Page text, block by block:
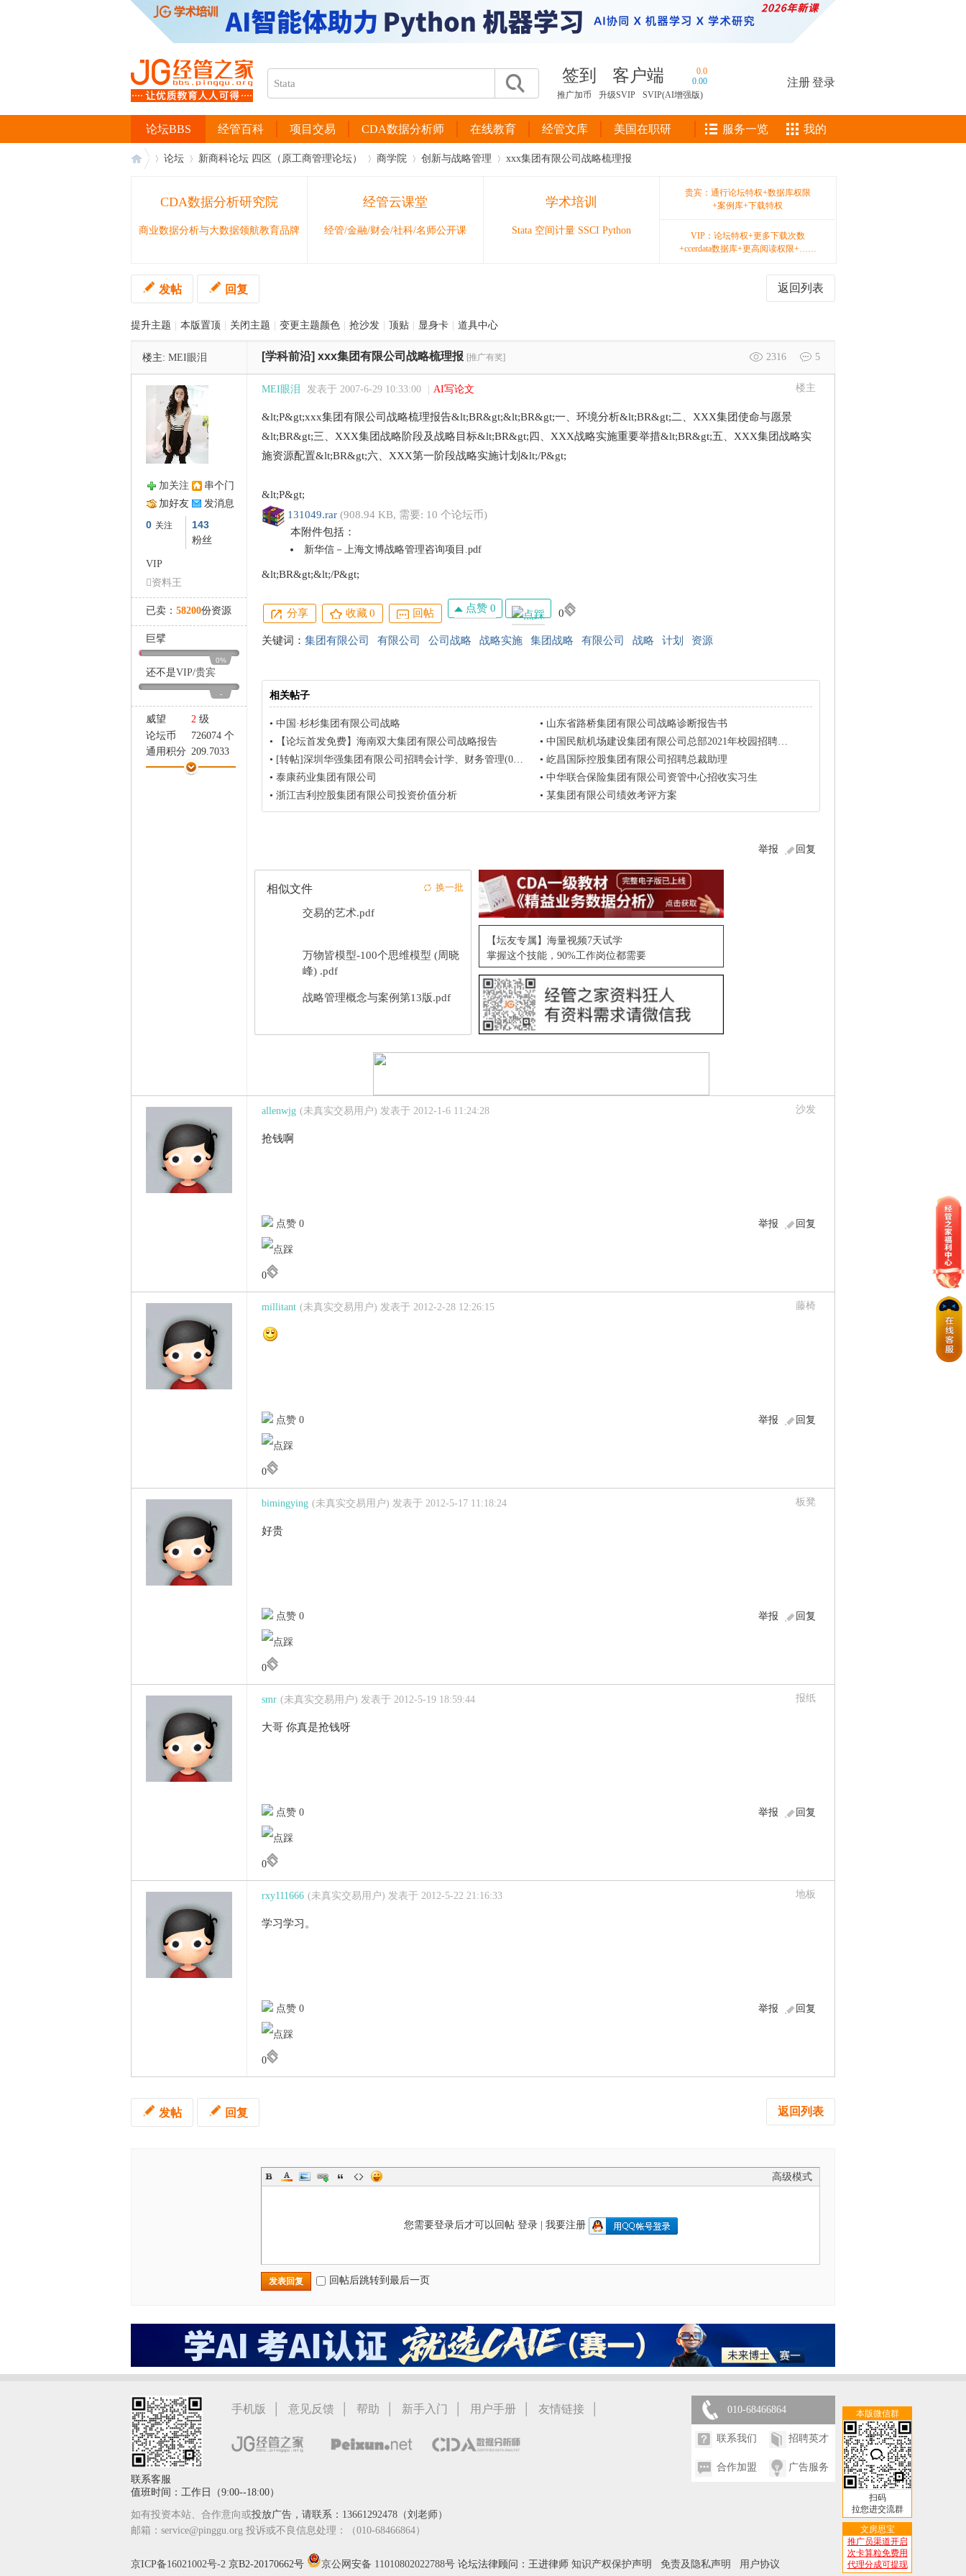
签到 客户端
0.0
0.00
推广加币
升级SVIP SVIP(AI增强版)
注册登录
经管百科 项目交易 CDA数据分析师 在线教育 经管文库 美国在职研
论坛BBS 服务一览 我的
家
论坛 新商科论坛 四区（原工商管理论坛） 商学院 创新与战略管理 xxx集团有限公司战略梳理报
CDA数据分析研究院
商业数据分析与大数据领航教育品牌
经管云课堂
经管/金融/财会/社科/名师公开课
学术培训
Stata 空间计量 SSCI Python
贵宾：通行论坛特权+数据库权限
+案例库+下载特权
VIP：论坛特权+更多下载次数
+ccerdata数据库+更高阅读权限+……
返回列表
发帖 回复
提升主题 本版置顶 关闭主题 变更主题颜色 抢沙发 顶贴 显身卡 道具中心
楼主: MEI眼泪 2316 5
[学科前沿] xxx集团有限公司战略梳理报 [推广有奖]
加关注
串个门
加好友
发消息
0 关注 143
粉丝
VIP
资料王
已卖： 58200份资源
巨擘
0%
还不是VIP/贵宾
-
威望 2 级
论坛币
726074 个
通用积分 209.7033
学术水平
125 点
楼主
MEI眼泪 发表于 2007-6-29 10:33:00 AI写论文
&lt;P&gt;xxx集团有限公司战略梳理报告&lt;BR&gt;&lt;BR&gt;一、环境分析&lt;BR&gt;二、XXX集团使命与愿景
&lt;BR&gt;三、XXX集团战略阶段及战略目标&lt;BR&gt;四、XXX战略实施重要举措&lt;BR&gt;五、XXX集团战略实
施资源配置&lt;BR&gt;六、XXX第一阶段战略实施计划&lt;/P&gt;
&lt;P&gt;
131049.rar (908.94 KB, 需要: 10 个论坛币)
本附件包括：
新华信－上海文博战略管理咨询项目.pdf
&lt;BR&gt;&lt;/P&gt;
分享 收藏0 回帖 点赞 0 0
关键词： 集团有限公司 有限公司 公司战略 战略实施 集团战略 有限公司 战略 计划 资源
相关帖子
• 中国·杉杉集团有限公司战略 • 山东省路桥集团有限公司战略诊断报告书
•
【论坛首发免费】海南双大集团有限公司战略报告 • 中国民航机场建设集团有限公司总部2021年校园招聘公告
• [转帖]深圳华强集团有限公司招聘会计学、财务管理(04.01截止) • 屹昌国际控股集团有限公司招聘总裁助理
• 泰康药业集团有限公司 • 中华联合保险集团有限公司资管中心招收实习生
• 浙江吉利控股集团有限公司投资价值分析 • 某集团有限公司绩效考评方案
回复
举报
相似文件 换一批
交易的艺术.pdf
万物皆模型-100个思维模型 (周晓
峰) .pdf
战略管理概念与案例第13版.pdf
【坛友专属】海量视频7天试学
掌握这个技能，90%工作岗位都需要
沙发
allenwjg (未真实交易用户) 发表于 2012-1-6 11:24:28
抢钱啊
回复
举报
点赞 0
0
藤椅
millitant (未真实交易用户) 发表于 2012-2-28 12:26:15
回复
举报
点赞 0
0
板凳
bimingying (未真实交易用户) 发表于 2012-5-17 11:18:24
好贵
回复
举报
点赞 0
0
报纸
smr (未真实交易用户) 发表于 2012-5-19 18:59:44
大哥 你真是抢钱呀
回复
举报
点赞 0
0
地板
rxy111666 (未真实交易用户) 发表于 2012-5-22 21:16:33
学习学习。
回复
举报
点赞 0
0
返回列表
发帖 回复
高级模式
您需要登录后才可以回帖 登录| 我要注册
发表回复 回帖后跳转到最后一页
本版微信群
扫码
拉您进交流群
文房思宝
推广员渠道开启
次卡算粒免费用
代理分成可提现
手机版 | 意见反馈 | 帮助 | 新手入门 | 用户手册 | 友情链接 |
联系客服
值班时间：工作日（9:00--18:00）
如有投资本站、合作意向或投放广告，请联系：13661292478（刘老师）
邮箱：service@pinggu.org 投诉或不良信息处理：（010-68466864）
010-68466864
联系我们 招聘英才
合作加盟 广告服务
京ICP备16021002号-2 京B2-20170662号 京公网安备 11010802022788号 论坛法律顾问：王进律师 知识产权保护声明 免责及隐私声明 用户协议